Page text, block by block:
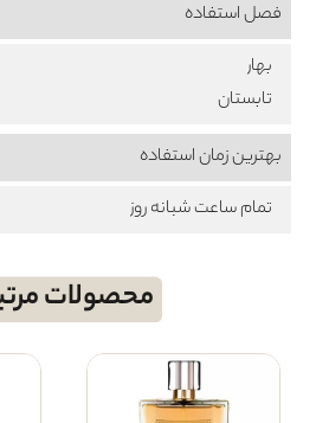
فصل استفاده
بهار
تابستان
بهترین زمان استفاده
تمام ساعت شبانه روز
محصولات